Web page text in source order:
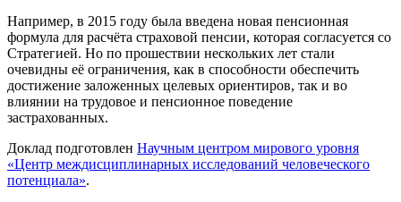
Например, в 2015 году была введена новая пенсионная
формула для расчёта страховой пенсии, которая согласуется со
Стратегией. Но по прошествии нескольких лет стали
очевидны её ограничения, как в способности обеспечить
достижение заложенных целевых ориентиров, так и во
влиянии на трудовое и пенсионное поведение
застрахованных.
Доклад подготовлен Научным центром мирового уровня
«Центр междисциплинарных исследований человеческого
потенциала».